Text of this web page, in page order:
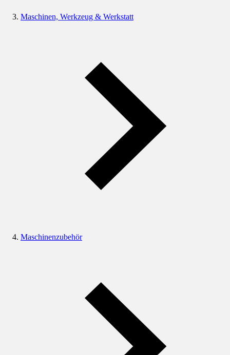
Maschinen, Werkzeug & Werkstatt
Maschinenzubehör